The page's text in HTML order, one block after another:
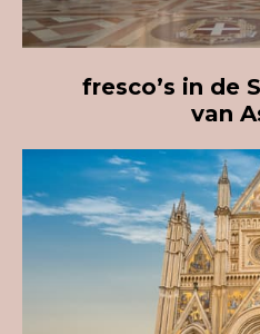
fresco’s in de
van